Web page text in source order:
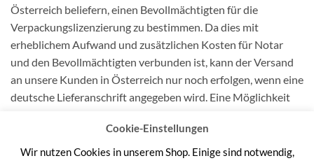
Österreich beliefern, einen Bevollmächtigten für die
Verpackungslizenzierung zu bestimmen. Da dies mit
erheblichem Aufwand und zusätzlichen Kosten für Notar
und den Bevollmächtigten verbunden ist, kann der Versand
an unsere Kunden in Österreich nur noch erfolgen, wenn eine
deutsche Lieferanschrift angegeben wird. Eine Möglichkeit
https://www.lieferadresse-deutschland.at
Cookie-Einstellungen
Wir nutzen Cookies in unserem Shop. Einige sind notwendig,